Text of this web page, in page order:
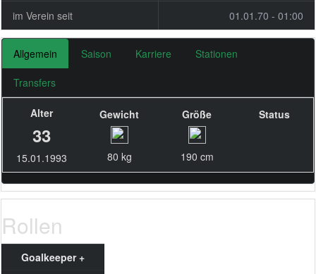
im Verein seit 01.01.70 - 01:00
Allgemein Saison Karriere Stationen
Transfers
Alter
33
15.01.1993
Gewicht
80 kg
Größe
190 cm
Status
Rollen
Goalkeeper +